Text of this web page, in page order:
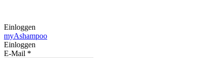
Einloggen
myAshampoo
Einloggen
E-Mail *